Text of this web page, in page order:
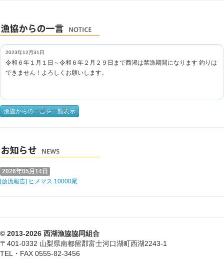
2023年12月31日
令和６年１月１日～令和６年２月２９日まで西湖は禁漁期間になります 釣りは
できません！よろしくお願いします。
漁協からの一言を一覧表示
2026年05月14日
[放流報告] ヒメマス 10000尾
© 2013-2026 西湖漁協協同組合
〒401-0332 山梨県南都留郡富士河口湖町西湖2243-1
TEL・FAX 0555-82-3456